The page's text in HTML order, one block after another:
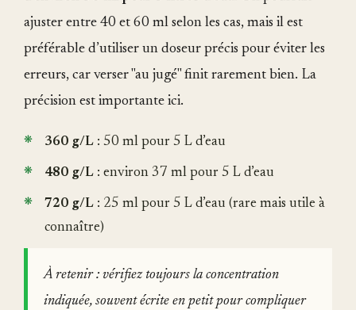
ajuster entre 40 et 60 ml selon les cas, mais il est
préférable d’utiliser un doseur précis pour éviter les
erreurs, car verser "au jugé" finit rarement bien. La
précision est importante ici.
360 g/L : 50 ml pour 5 L d’eau
480 g/L : environ 37 ml pour 5 L d’eau
720 g/L : 25 ml pour 5 L d’eau (rare mais utile à
connaître)
À retenir : vérifiez toujours la concentration
indiquée, souvent écrite en petit pour compliquer